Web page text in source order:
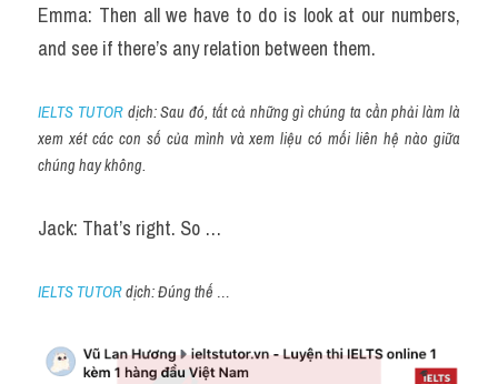
Emma: Then all we have to do is look at our numbers,
and see if there’s any relation between them.
IELTS TUTOR dịch: Sau đó, tất cả những gì chúng ta cần phải làm là
xem xét các con số của mình và xem liệu có mối liên hệ nào giữa
chúng hay không.
Jack: That’s right. So …
IELTS TUTOR dịch: Đúng thế …